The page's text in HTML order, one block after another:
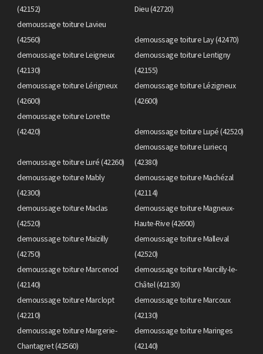
(42152)
Dieu (42720)
demoussage toiture Lavieu
(42560)
demoussage toiture Lay (42470)
demoussage toiture Leigneux
(42130)
demoussage toiture Lentigny
(42155)
demoussage toiture Lérigneux
(42600)
demoussage toiture Lézigneux
(42600)
demoussage toiture Lorette
(42420)
demoussage toiture Lupé (42520)
demoussage toiture Luré (42260)
demoussage toiture Luriecq
(42380)
demoussage toiture Mably
(42300)
demoussage toiture Machézal
(42114)
demoussage toiture Maclas
(42520)
demoussage toiture Magneux-
Haute-Rive (42600)
demoussage toiture Maizilly
(42750)
demoussage toiture Malleval
(42520)
demoussage toiture Marcenod
(42140)
demoussage toiture Marcilly-le-
Châtel (42130)
demoussage toiture Marclopt
(42210)
demoussage toiture Marcoux
(42130)
demoussage toiture Margerie-
Chantagret (42560)
demoussage toiture Maringes
(42140)